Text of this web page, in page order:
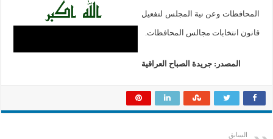
المحافظات وعن نية المجلس لتفعيل
قانون انتخابات مجالس المحافظات.
المصدر: جريدة الصباح العراقية
السابق